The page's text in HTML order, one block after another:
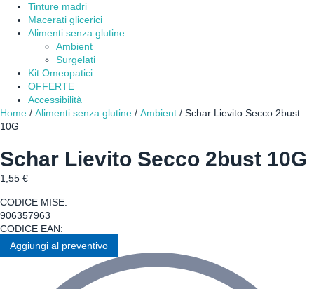
Tinture madri
Macerati glicerici
Alimenti senza glutine
Ambient
Surgelati
Kit Omeopatici
OFFERTE
Accessibilità
Home / Alimenti senza glutine / Ambient / Schar Lievito Secco 2bust
10G
Schar Lievito Secco 2bust 10G
1,55 €
CODICE MISE:
906357963
CODICE EAN:
Aggiungi al preventivo